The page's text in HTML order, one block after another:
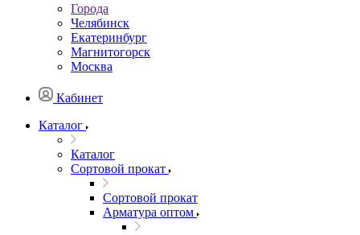
Города
Челябинск
Екатеринбург
Магнитогорск
Москва
Кабинет
Каталог
Каталог
Сортовой прокат
Сортовой прокат
Арматура оптом